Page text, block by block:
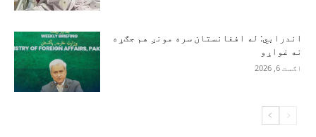
اندرابي: له افغانستان سره مونږ هم جګړه
نه غواړو
اګست 6, 2026